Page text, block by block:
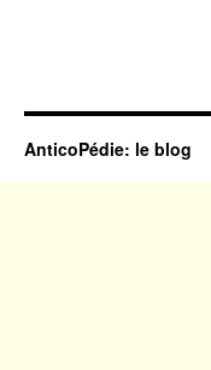
AnticoPédie: le blog